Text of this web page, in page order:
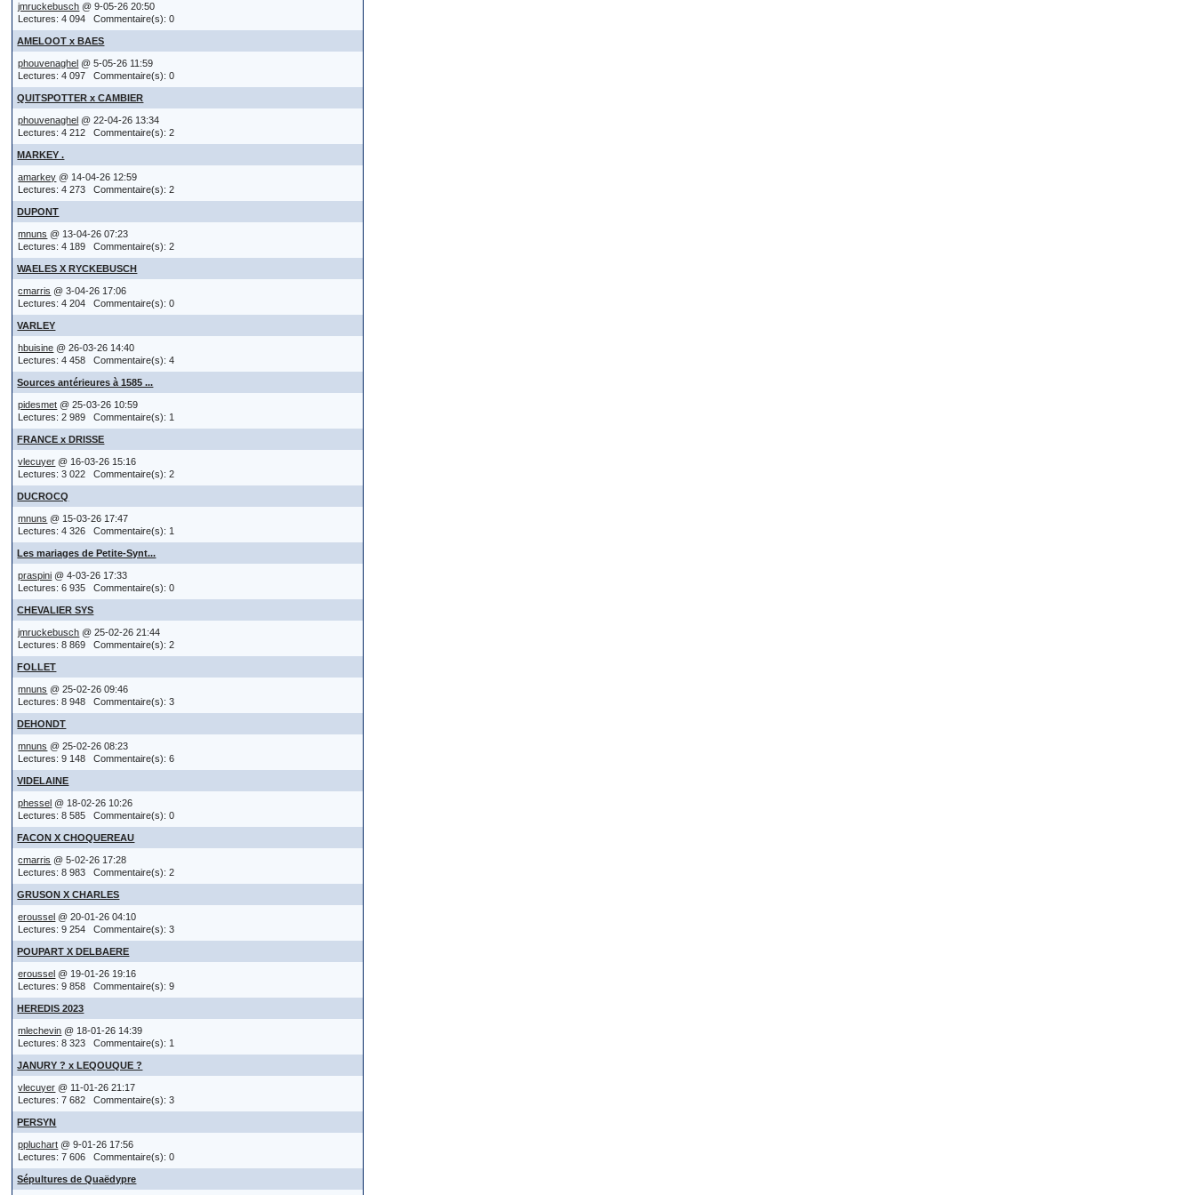
jmruckebusch @ 9-05-26 20:50
Lectures: 4 094 Commentaire(s): 0
AMELOOT x BAES
phouvenaghel @ 5-05-26 11:59
Lectures: 4 097 Commentaire(s): 0
QUITSPOTTER x CAMBIER
phouvenaghel @ 22-04-26 13:34
Lectures: 4 212 Commentaire(s): 2
MARKEY .
amarkey @ 14-04-26 12:59
Lectures: 4 273 Commentaire(s): 2
DUPONT
mnuns @ 13-04-26 07:23
Lectures: 4 189 Commentaire(s): 2
WAELES X RYCKEBUSCH
cmarris @ 3-04-26 17:06
Lectures: 4 204 Commentaire(s): 0
VARLEY
hbuisine @ 26-03-26 14:40
Lectures: 4 458 Commentaire(s): 4
Sources antérieures à 1585 ...
pidesmet @ 25-03-26 10:59
Lectures: 2 989 Commentaire(s): 1
FRANCE x DRISSE
vlecuyer @ 16-03-26 15:16
Lectures: 3 022 Commentaire(s): 2
DUCROCQ
mnuns @ 15-03-26 17:47
Lectures: 4 326 Commentaire(s): 1
Les mariages de Petite-Synt...
praspini @ 4-03-26 17:33
Lectures: 6 935 Commentaire(s): 0
CHEVALIER SYS
jmruckebusch @ 25-02-26 21:44
Lectures: 8 869 Commentaire(s): 2
FOLLET
mnuns @ 25-02-26 09:46
Lectures: 8 948 Commentaire(s): 3
DEHONDT
mnuns @ 25-02-26 08:23
Lectures: 9 148 Commentaire(s): 6
VIDELAINE
phessel @ 18-02-26 10:26
Lectures: 8 585 Commentaire(s): 0
FACON X CHOQUEREAU
cmarris @ 5-02-26 17:28
Lectures: 8 983 Commentaire(s): 2
GRUSON X CHARLES
eroussel @ 20-01-26 04:10
Lectures: 9 254 Commentaire(s): 3
POUPART X DELBAERE
eroussel @ 19-01-26 19:16
Lectures: 9 858 Commentaire(s): 9
HEREDIS 2023
mlechevin @ 18-01-26 14:39
Lectures: 8 323 Commentaire(s): 1
JANURY ? x LEQOUQUE ?
vlecuyer @ 11-01-26 21:17
Lectures: 7 682 Commentaire(s): 3
PERSYN
ppluchart @ 9-01-26 17:56
Lectures: 7 606 Commentaire(s): 0
Sépultures de Quaëdypre